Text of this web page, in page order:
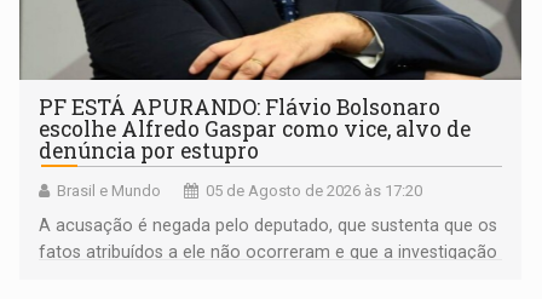
PF ESTÁ APURANDO: Flávio Bolsonaro
escolhe Alfredo Gaspar como vice, alvo de
denúncia por estupro
Brasil e Mundo 05 de Agosto de 2026 às 17:20
A acusação é negada pelo deputado, que sustenta que os
fatos atribuídos a ele não ocorreram e que a investigação